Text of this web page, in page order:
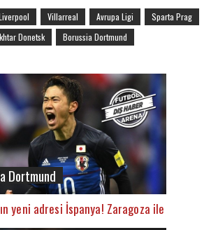
Villarreal Avrupa Ligi
Sparta Prag
Donetsk Borussia Dortmund
Dortmund
yeni adresi İspanya! Zaragoza ile anlaştı